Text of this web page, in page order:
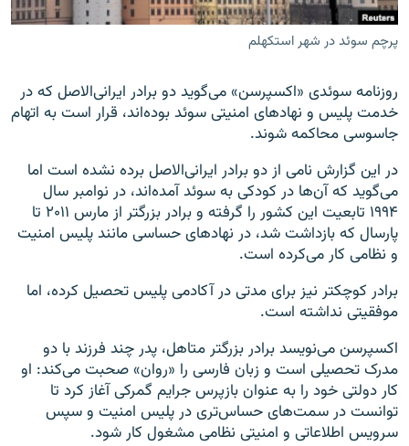
پرچم سوئد در شهر استکهلم
روزنامه سوئدی «اکسپرسن» می‌گوید دو برادر ایرانی‌الاصل که در
خدمت پلیس و نهادهای امنیتی سوئد بوده‌اند، قرار است به اتهام
جاسوسی محاکمه شوند.
در این گزارش نامی از دو برادر ایرانی‌الاصل برده نشده است اما
می‌گوید که آن‌ها در کودکی به سوئد آمده‌اند، در نوامبر سال
۱۹۹۴ تابعیت این کشور را گرفته و برادر بزرگتر از مارس ۲۰۱۱ تا
پارسال که بازداشت شد، در نهادهای حساسی مانند پلیس امنیت
و نظامی کار می‌کرده است.
برادر کوچکتر نیز برای مدتی در آکادمی پلیس تحصیل کرده، اما
موفقیتی نداشته است.
اکسپرسن می‌نویسد برادر بزرگتر متاهل، پدر چند فرزند با دو
مدرک تحصیلی است و زبان فارسی را «روان» صحبت می‌کند: او
کار دولتی خود را به عنوان بازپرس جرایم گمرکی آغاز کرد تا
توانست در سمت‌های حساس‌تری در پلیس امنیت و سپس
سرویس اطلاعاتی و امنیتی نظامی مشغول کار شود.